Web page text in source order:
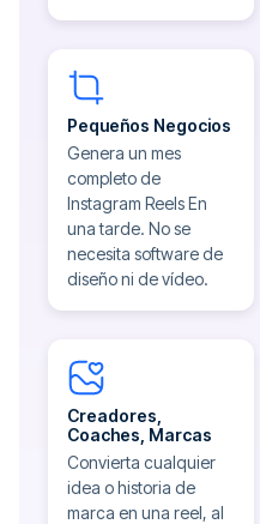
Pequeños Negocios
Genera un mes
completo de
Instagram Reels En
una tarde. No se
necesita software de
diseño ni de vídeo.
Creadores,
Coaches, Marcas
Convierta cualquier
idea o historia de
marca en una reel, al